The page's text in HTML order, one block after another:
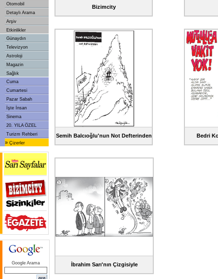
Otomobil
Detaylı Arama
Arşiv
Etkinlikler
Günaydın
Televizyon
Astroloji
Magazin
Sağlık
Cuma
Cumartesi
Pazar Sabah
İşte İnsan
Sinema
20. YILA ÖZEL
Turizm Rehberi
» Çizerler
Google Arama
Bizimcity
Semih Balcıoğlu'nun Not Defterinden Bedri
İbrahim Sarı'nın Çizgisiyle